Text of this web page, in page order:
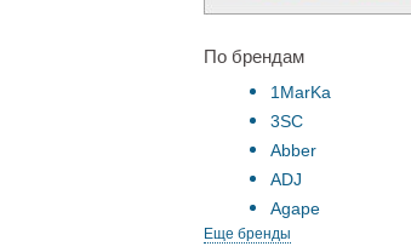
По брендам
1MarKa
3SC
Abber
ADJ
Agape
Еще бренды